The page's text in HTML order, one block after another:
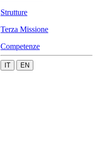
Strutture
Terza Missione
Competenze
IT EN